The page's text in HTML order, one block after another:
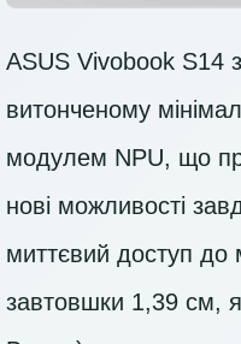
ASUS Vivobook S14
витонченому
модулем NPU, що
нові можливості
миттєвий доступ до
завтовшки 1,39 см,